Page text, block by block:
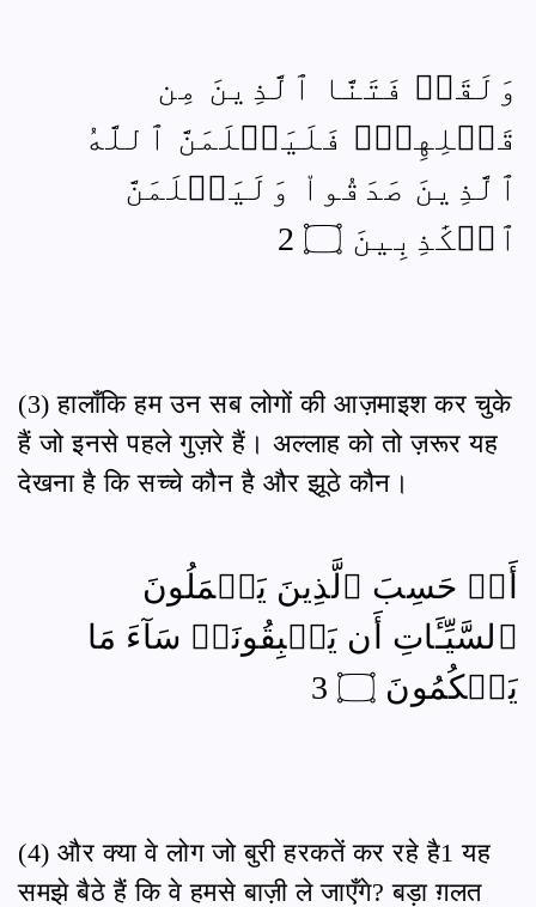
وَلَقَدۡ فَتَنَّا ٱلَّذِينَ مِن
قَبۡلِهِمۡۖ فَلَيَعۡلَمَنَّ ٱللَّهُ
ٱلَّذِينَ صَدَقُواْ وَلَيَعۡلَمَنَّ
ٱلۡكَٰذِبِينَ ۝ 2
(3) हालाँकि हम उन सब लोगों की आज़माइश कर चुके
हैं जो इनसे पहले गुज़रे हैं। अल्लाह को तो ज़रूर यह
देखना है कि सच्चे कौन है और झूठे कौन।
أَمۡ حَسِبَ ٱلَّذِينَ يَعۡمَلُونَ
ٱلسَّيِّـَٔاتِ أَن يَسۡبِقُونَاۚ سَآءَ مَا
يَحۡكُمُونَ ۝ 3
(4) और क्या वे लोग जो बुरी हरकतें कर रहे है1 यह
समझे बैठे हैं कि वे हमसे बाज़ी ले जाएँगे? बड़ा ग़लत